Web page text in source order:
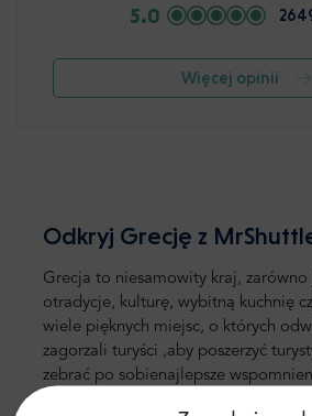
5.0
Więcej opinii
Odkryj Grecję z
Grecja to niesamowity kraj, zarówno
otradycje, kulturę, wybitną kuchnię
wiele pięknych miejsc, o których
zagorzali turyści ,aby poszerzyć
zebrać po sobienajlepsze